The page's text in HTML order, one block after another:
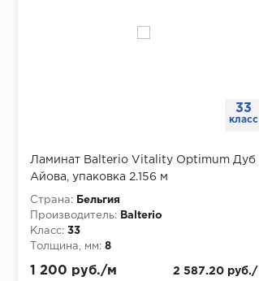
33
класс
Ламинат Balterio Vitality Optimum Дуб
Айова, упаковка 2.156 м
Страна:
Бельгия
Производитель:
Balterio
Класс: 33
Толщина, мм: 8
1 200 руб./м
2 587.20 руб./